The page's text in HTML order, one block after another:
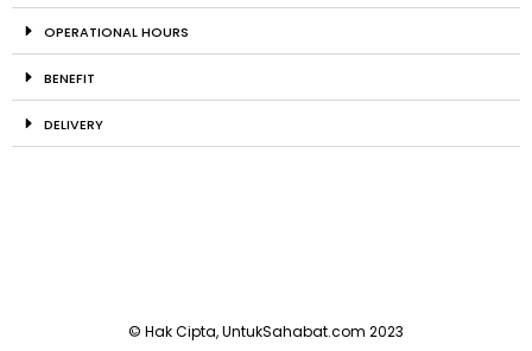
OPERATIONAL HOURS
BENEFIT
DELIVERY
© Hak Cipta, UntukSahabat.com 2023